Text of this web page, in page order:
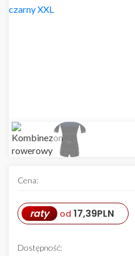
Cena:
raty od 17,39PLN
Dostępność: